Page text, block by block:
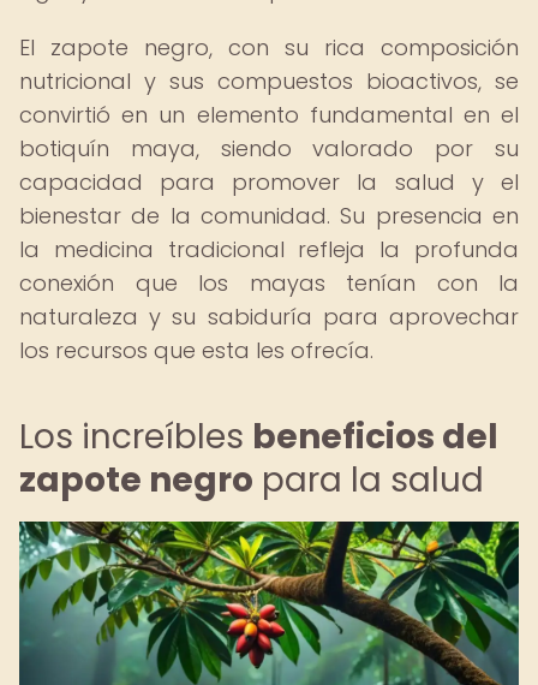
El zapote negro, con su rica composición
nutricional y sus compuestos bioactivos, se
convirtió en un elemento fundamental en el
botiquín maya, siendo valorado por su
capacidad para promover la salud y el
bienestar de la comunidad. Su presencia en
la medicina tradicional refleja la profunda
conexión que los mayas tenían con la
naturaleza y su sabiduría para aprovechar
los recursos que esta les ofrecía.
Los increíbles beneficios del
zapote negro para la salud